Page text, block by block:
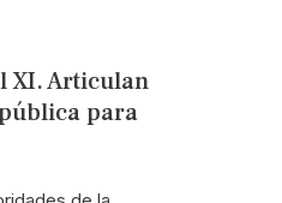
XI. Articulan
para